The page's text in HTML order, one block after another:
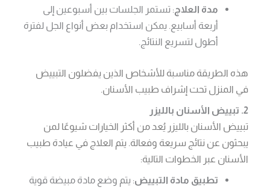
مدة العلاج: تستمر الجلسات بين أسبوعين إلى
أربعة أسابيع. يمكن استخدام بعض أنواع الجل لفترة
أطول لتسريع النتائج.
هذه الطريقة مناسبة للأشخاص الذين يفضلون التبييض
في المنزل تحت إشراف طبيب الأسنان.
2. تبييض الأسنان بالليزر
تبييض الأسنان بالليزر يُعد من أكثر الخيارات شيوعًا لمن
يبحثون عن نتائج سريعة وفعالة. يتم العلاج في عيادة طبيب
الأسنان عبر الخطوات التالية:
تطبيق مادة التبييض: يتم وضع مادة مبيضة قوية